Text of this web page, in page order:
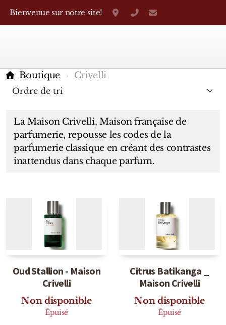
Bienvenue sur notre site! Grand-Rue 38, Genève
+41 22 310 38 75
Boutique Crivelli
La Maison Crivelli, Maison française de
parfumerie, repousse les codes de la
parfumerie classique en créant des contrastes
inattendus dans chaque parfum.
Oud Stallion - Maison
Crivelli
Non disponible
Épuisé
Citrus Batikanga _
Maison Crivelli
Non disponible
Épuisé
Marques Françaises
Heeley
Isabey
Isabelle Burdel
Maitre Parfumeur et Gantier